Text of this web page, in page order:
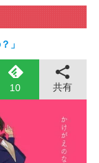
」
10 共有